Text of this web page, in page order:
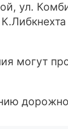
ул.
могут